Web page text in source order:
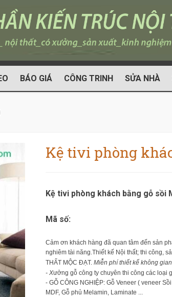
BÁO GIÁ CÔNG TRINH SỬA NHÀ
Kệ tivi phòng
Kệ tivi phòng khách bằng gỗ sồi
Mã số:
Cảm ơn khách hàng đã quan tâm đến sản
nghiêm tài năng.Thiết kế Nội thất; thi công,
THẤT MỘC ĐẠT. Miễn phí thiết kế không
- Xưởng gỗ công ty chuyên thi công các loại
- GỖ CÔNG NGHIỆP: Gỗ Veneer ( veneer
MDF, Gỗ phủ Melamin, Laminate ...